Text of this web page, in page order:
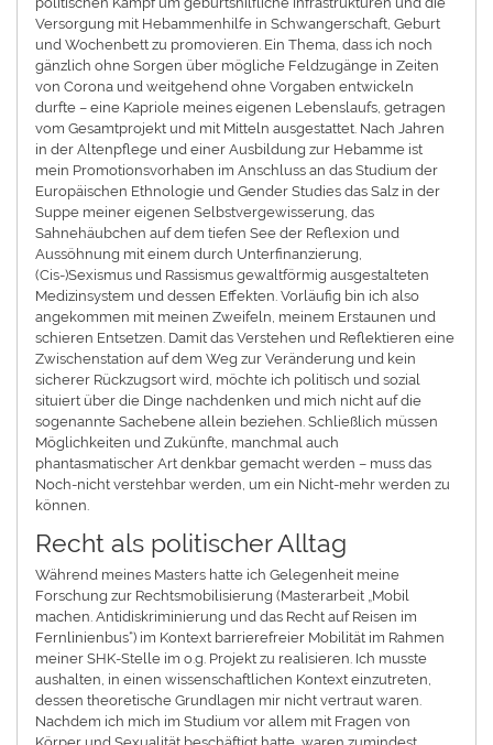
Versorgung mit Hebammenhilfe in Schwangerschaft, Geburt
und Wochenbett zu promovieren. Ein Thema, dass ich noch
gänzlich ohne Sorgen über mögliche Feldzugänge in Zeiten
von Corona und weitgehend ohne Vorgaben entwickeln
durfte – eine Kapriole meines eigenen Lebenslaufs, getragen
vom Gesamtprojekt und mit Mitteln ausgestattet. Nach Jahren
in der Altenpflege und einer Ausbildung zur Hebamme ist
mein Promotionsvorhaben im Anschluss an das Studium der
Europäischen Ethnologie und Gender Studies das Salz in der
Suppe meiner eigenen Selbstvergewisserung, das
Sahnehäubchen auf dem tiefen See der Reflexion und
Aussöhnung mit einem durch Unterfinanzierung,
(Cis-)Sexismus und Rassismus gewaltförmig ausgestalteten
Medizinsystem und dessen Effekten. Vorläufig bin ich also
angekommen mit meinen Zweifeln, meinem Erstaunen und
schieren Entsetzen. Damit das Verstehen und Reflektieren eine
Zwischenstation auf dem Weg zur Veränderung und kein
sicherer Rückzugsort wird, möchte ich politisch und sozial
situiert über die Dinge nachdenken und mich nicht auf die
sogenannte Sachebene allein beziehen. Schließlich müssen
Möglichkeiten und Zukünfte, manchmal auch
phantasmatischer Art denkbar gemacht werden – muss das
Noch-nicht verstehbar werden, um ein Nicht-mehr werden zu
können.
Recht als politischer Alltag
Während meines Masters hatte ich Gelegenheit meine
Forschung zur Rechtsmobilisierung (Masterarbeit „Mobil
machen. Antidiskriminierung und das Recht auf Reisen im
Fernlinienbus“) im Kontext barrierefreier Mobilität im Rahmen
meiner SHK-Stelle im o.g. Projekt zu realisieren. Ich musste
aushalten, in einen wissenschaftlichen Kontext einzutreten,
dessen theoretische Grundlagen mir nicht vertraut waren.
Nachdem ich mich im Studium vor allem mit Fragen von